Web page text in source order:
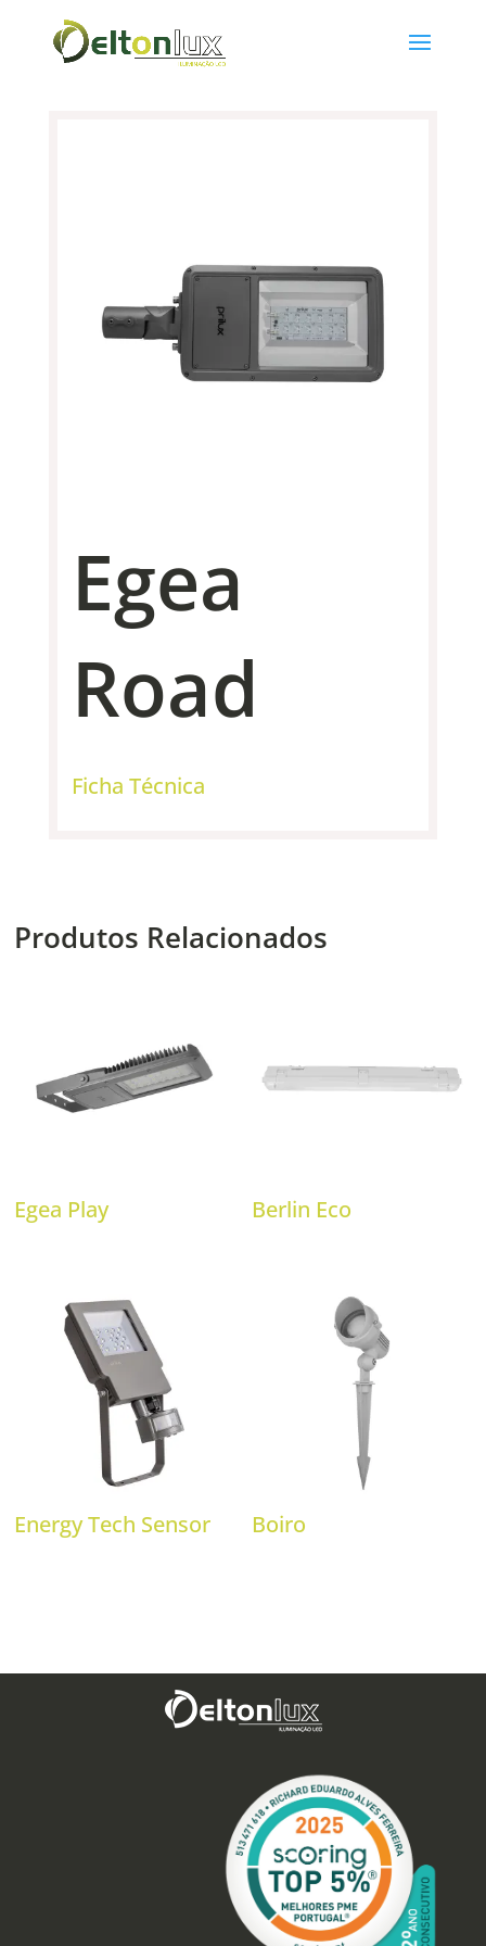
Egea
Road
Ficha Técnica
Produtos Relacionados
Egea Play Berlin Eco
Energy Tech Sensor Boiro